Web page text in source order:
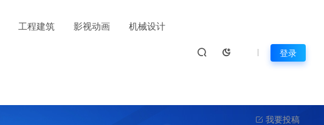
工程建筑 影视动画 机械设计
登录
我要投稿